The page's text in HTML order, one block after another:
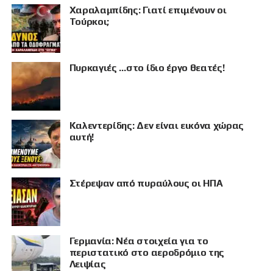
ΠΡΟΒΟΛΗ
Χαραλαμπίδης: Γιατί επιμένουν οι
Τούρκοι;
Πυρκαγιές …στο ίδιο έργο θεατές!
Καλεντερίδης: Δεν είναι εικόνα χώρας
αυτή!
Στέρεψαν από πυραύλους οι ΗΠΑ
Γερμανία: Νέα στοιχεία για το
περιστατικό στο αεροδρόμιο της
Λειψίας